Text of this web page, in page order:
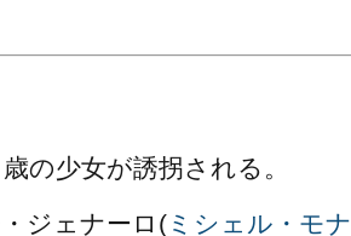
の少女が誘拐される。
ジェナーロ( ミシェル・モナ